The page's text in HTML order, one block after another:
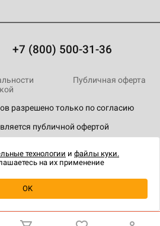
Купить| 4 990 ₽
+7 (800) 500-31-36
разрешено только по согласию
публичной офертой
Публичная оферта
технологии и файлы куки.
на их применение
OK